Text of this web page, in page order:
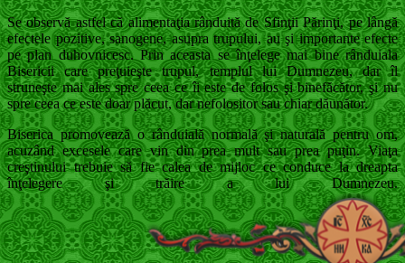
Se observă astfel că alimentaţia rânduită de Sfinţii Părinţi, pe lângă
efectele pozitive, sanogene, asupra trupului, au şi importante efecte
pe plan duhovnicesc. Prin aceasta se înţelege mai bine rânduiala
Bisericii care preţuieşte trupul, templul lui Dumnezeu, dar îl
struneşte mai ales spre ceea ce îi este de folos şi binefăcător, şi nu
spre ceea ce este doar plăcut, dar nefolositor sau chiar dăunător.
Biserica promovează o rânduială normală şi naturală pentru om,
acuzând excesele care vin din prea mult sau prea puţin. Viaţa
creştinului trebuie să fie calea de mijloc ce conduce la dreapta
înţelegere şi trăire a lui Dumnezeu.